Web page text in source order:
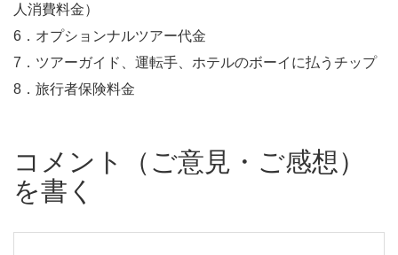
人消費料金）
6．オプションナルツアー代金
7．ツアーガイド、運転手、ホテルのボーイに払うチップ
8．旅行者保険料金
コメント（ご意見・ご感想）
を書く